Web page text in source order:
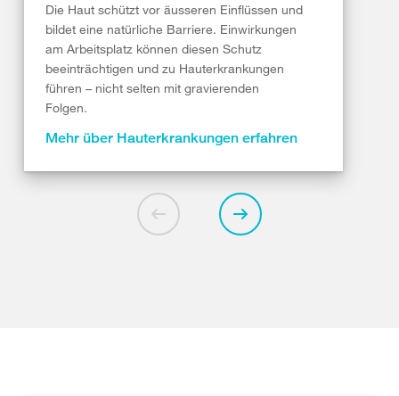
Die Haut schützt vor äusseren Einflüssen und
bildet eine natürliche Barriere. Einwirkungen
am Arbeitsplatz können diesen Schutz
beeinträchtigen und zu Hauterkrankungen
führen – nicht selten mit gravierenden
Folgen.
Mehr über Hauterkrankungen erfahren